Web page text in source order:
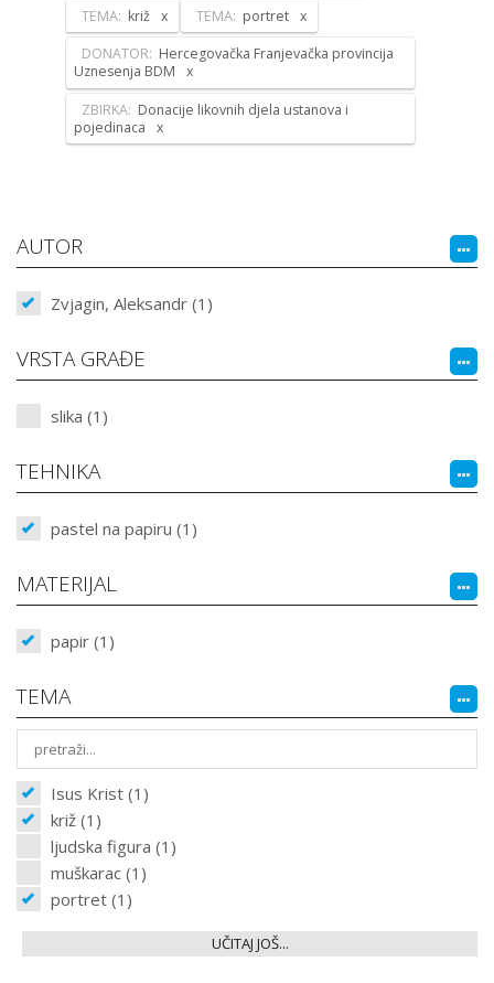
TEMA: križ TEMA: portret
DONATOR: Hercegovačka Franjevačka provincija
Uznesenja BDM
ZBIRKA: Donacije likovnih djela ustanova i
pojedinaca
AUTOR
Zvjagin, Aleksandr (1)
VRSTA GRAĐE
slika (1)
TEHNIKA
pastel na papiru (1)
MATERIJAL
papir (1)
TEMA
Isus Krist (1)
križ (1)
ljudska figura (1)
muškarac (1)
portret (1)
UČITAJ JOŠ...